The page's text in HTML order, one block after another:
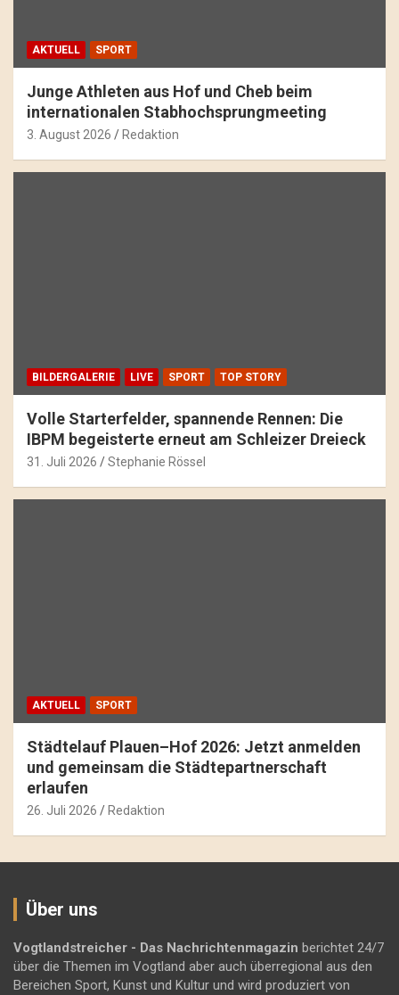
AKTUELL SPORT
Junge Athleten aus Hof und Cheb beim
internationalen Stabhochsprungmeeting
3. August 2026 Redaktion
BILDERGALERIE LIVE SPORT TOP STORY
Volle Starterfelder, spannende Rennen: Die
IBPM begeisterte erneut am Schleizer Dreieck
31. Juli 2026 Stephanie Rössel
AKTUELL SPORT
Städtelauf Plauen–Hof 2026: Jetzt anmelden
und gemeinsam die Städtepartnerschaft
erlaufen
26. Juli 2026 Redaktion
Über uns
Vogtlandstreicher - Das Nachrichtenmagazin berichtet 24/7
über die Themen im Vogtland aber auch überregional aus den
Bereichen Sport, Kunst und Kultur und wird produziert von